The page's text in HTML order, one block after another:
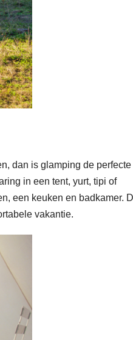
dan is glamping de perfecte
in een tent, yurt, tipi of
een keuken en badkamer.
vakantie.